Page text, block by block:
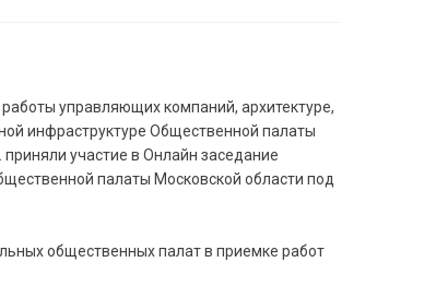
управляющих компаний, архитектуре,
инфраструктуре Общественной палаты
участие в Онлайн заседание
палаты Московской области под
общественных палат в приемке работ